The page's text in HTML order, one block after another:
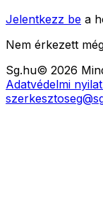
Jelentkezz be a
Nem érkezett
Sg.hu© 2026
Adatvédelmi